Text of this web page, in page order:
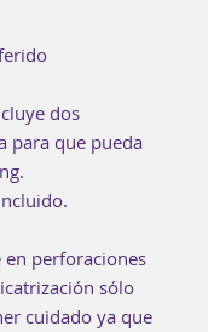
dos
para que pueda
en perforaciones
sólo
cuidado ya que